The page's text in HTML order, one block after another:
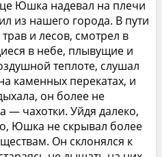
Юшка надевал на плечи
из нашего города. В пути
и лесов, смотрел в
в небе, плывущие и
теплоте, слушал
каменных перекатах, и
он более не
— чахотки. Уйдя далеко,
Юшка не скрывал более
Он склонялся к